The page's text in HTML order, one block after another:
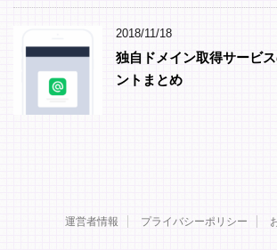
2018/11/18
独自ドメイン取得サービ
ントまとめ
運営者情報 プライバシーポリシー